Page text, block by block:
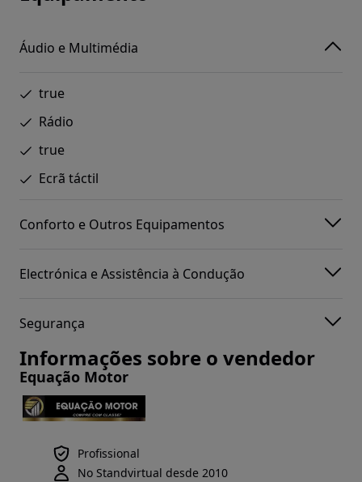
Áudio e Multimédia
true
Rádio
true
Ecrã táctil
Conforto e Outros Equipamentos
Electrónica e Assistência à Condução
Segurança
Informações sobre o vendedor
Equação Motor
Profissional
No Standvirtual desde 2010